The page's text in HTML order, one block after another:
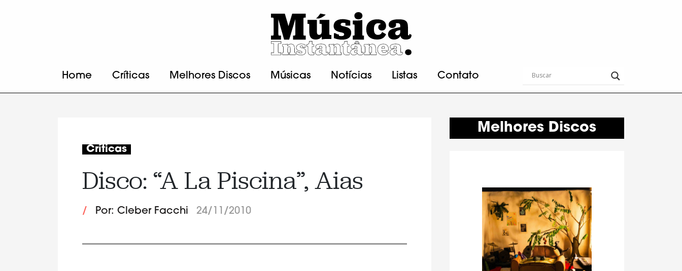
Home Críticas Melhores Discos Músicas Notícias Listas Contato
Críticas
Disco: “A La Piscina”, Aias
/ Por: Cleber Facchi 24/11/2010
Melhores Discos